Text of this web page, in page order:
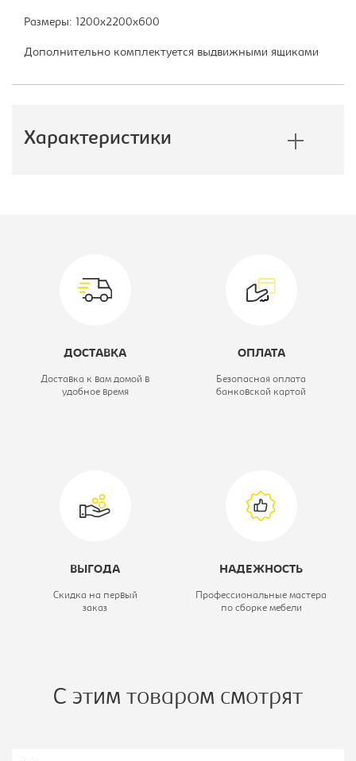
Размеры: 1200х2200х600
Дополнительно комплектуется выдвижными ящиками
Характеристики
Высота, мм: 2200
Коллекция:
ДОСТАВКА
Доставка к вам домой в
удобное время
ОПЛАТА
Безопасная оплата
банковской картой
ВЫГОДА
Скидка на первый
заказ
НАДЕЖНОСТЬ
Профессиональные мастера
по сборке мебели
С этим товаром смотрят